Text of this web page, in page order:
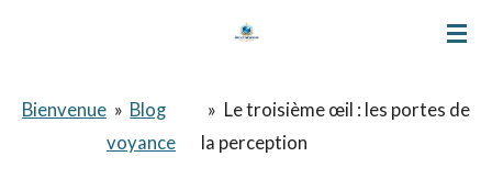
principal
Bienvenue » Blog
voyance
» Le troisième œil : les portes de
la perception